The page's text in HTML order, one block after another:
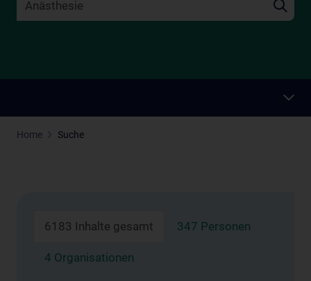
Home Suche
6183 Inhalte gesamt 347 Personen
4 Organisationen